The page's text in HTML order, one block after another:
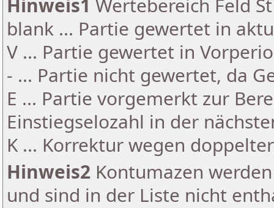
Hinweis1 Wertebereich Feld
blank ... Partie gewertet in
V ... Partie gewertet in
- ... Partie nicht gewertet, da
E ... Partie vorgemerkt zur
Einstiegselozahl in der
K ... Korrektur wegen
Hinweis2 Kontumazen
und sind in der Liste nicht